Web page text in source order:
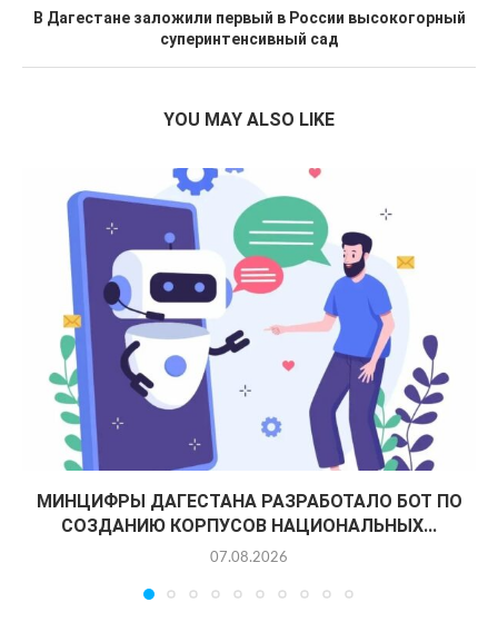
В Дагестане заложили первый в России высокогорный
суперинтенсивный сад
YOU MAY ALSO LIKE
МИНЦИФРЫ ДАГЕСТАНА РАЗРАБОТАЛО БОТ ПО
СОЗДАНИЮ КОРПУСОВ НАЦИОНАЛЬНЫХ...
07.08.2026